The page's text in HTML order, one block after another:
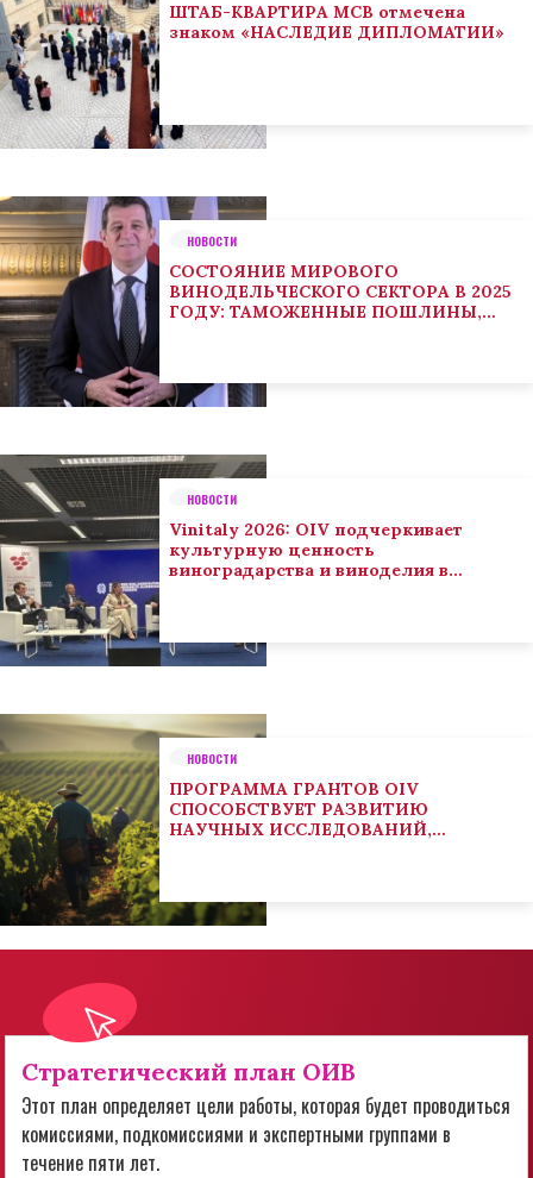
ШТАБ-КВАРТИРА МСВ отмечена
знаком «НАСЛЕДИЕ ДИПЛОМАТИИ»
НОВОСТИ
СОСТОЯНИЕ МИРОВОГО
ВИНОДЕЛЬЧЕСКОГО СЕКТОРА В 2025
ГОДУ: ТАМОЖЕННЫЕ ПОШЛИНЫ,
НОВОСТИ
Vinitaly 2026: OIV подчеркивает
культурную ценность
виноградарства и виноделия в
НОВОСТИ
ПРОГРАММА ГРАНТОВ OIV
СПОСОБСТВУЕТ РАЗВИТИЮ
НАУЧНЫХ ИССЛЕДОВАНИЙ,
Стратегический план ОИВ
Этот план определяет цели работы, которая будет проводиться
комиссиями, подкомиссиями и экспертными группами в
течение пяти лет.